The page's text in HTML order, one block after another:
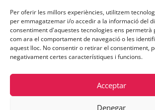
Per oferir les millors experiències, utilitzem
per emmagatzemar i/o accedir a la informació del
consentiment d'aquestes tecnologies ens permetrà
com ara el comportament de navegació o les
aquest lloc. No consentir o retirar el consentiment,
negativament certes característiques i funcions.
Acceptar
Denegar
Consulta els
finançats per la Unió